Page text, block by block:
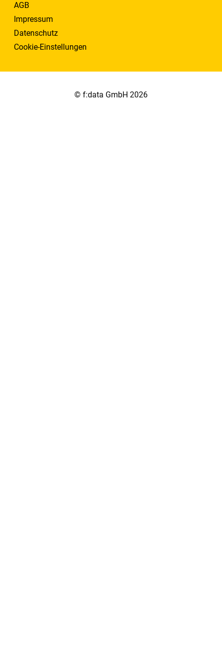
AGB
Impressum
Datenschutz
Cookie-Einstellungen
© f:data GmbH 2026